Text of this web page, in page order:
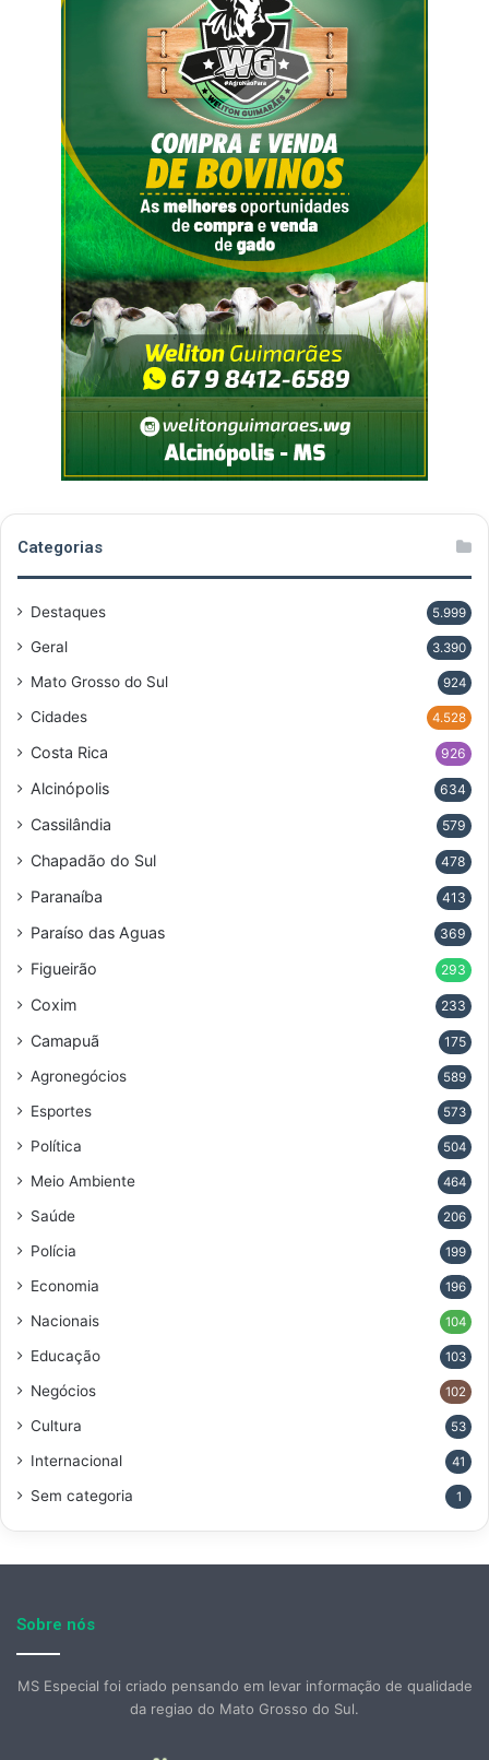
Categorias
Destaques 5.999
Geral 3.390
Mato Grosso do Sul 924
Cidades 4.528
Costa Rica 926
Alcinópolis 634
Cassilândia 579
Chapadão do Sul 478
Paranaíba 413
Paraíso das Aguas 369
Figueirão 293
Coxim 233
Camapuã 175
Agronegócios 589
Esportes 573
Política 504
Meio Ambiente 464
Saúde 206
Polícia 199
Economia 196
Nacionais 104
Educação 103
Negócios 102
Cultura 53
Internacional 41
Sem categoria 1
Sobre nós
MS Especial foi criado pensando em levar informação de qualidade
da regiao do Mato Grosso do Sul.